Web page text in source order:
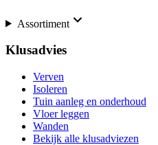
Assortiment
Klusadvies
Verven
Isoleren
Tuin aanleg en onderhoud
Vloer leggen
Wanden
Bekijk alle klusadviezen